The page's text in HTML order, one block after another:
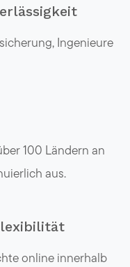
Ingenieure
100 Ländern an
aus.
online innerhalb